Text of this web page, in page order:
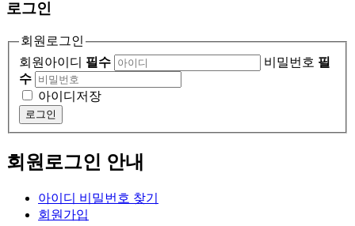
로그인
회원로그인
회원아이디 필수 비밀번호 필
수
아이디저장
회원로그인 안내
아이디 비밀번호 찾기
회원가입